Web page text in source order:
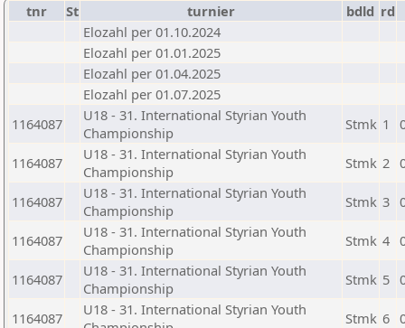
tnr St turnier bdld rd
Elozahl per 01.10.2024
Elozahl per 01.01.2025
Elozahl per 01.04.2025
Elozahl per 01.07.2025
1164087
U18 - 31. International Styrian Youth
Championship
Stmk 1
1164087
U18 - 31. International Styrian Youth
Championship
Stmk 2
1164087
U18 - 31. International Styrian Youth
Championship
Stmk 3
1164087
U18 - 31. International Styrian Youth
Championship
Stmk 4
1164087
U18 - 31. International Styrian Youth
Championship
Stmk 5
1164087
U18 - 31. International Styrian Youth
Stmk 6